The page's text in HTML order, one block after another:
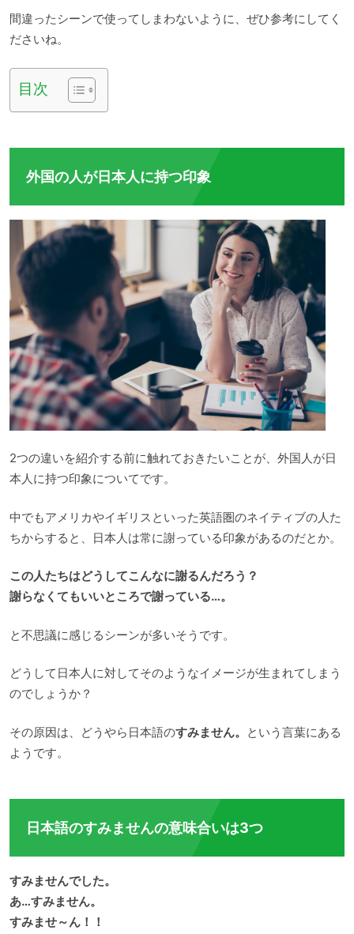
間違ったシーンで使ってしまわないように、ぜひ参考にしてく
ださいね。
目次
外国の人が日本人に持つ印象
2つの違いを紹介する前に触れておきたいことが、外国人が日
本人に持つ印象についてです。
中でもアメリカやイギリスといった英語圏のネイティブの人た
ちからすると、日本人は常に謝っている印象があるのだとか。
この人たちはどうしてこんなに謝るんだろう？
謝らなくてもいいところで謝っている…。
と不思議に感じるシーンが多いそうです。
どうして日本人に対してそのようなイメージが生まれてしまう
のでしょうか？
その原因は、どうやら日本語のすみません。 という言葉にある
ようです。
日本語のすみませんの意味合いは3つ
すみませんでした。
あ…すみません。
すみませ～ん！！